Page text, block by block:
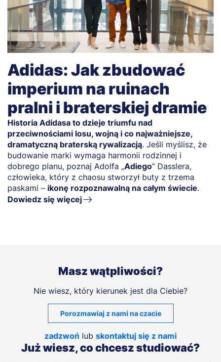
Adidas: Jak zbudować
imperium na ruinach
pralni i braterskiej dramie
Historia Adidasa to dzieje triumfu nad
przeciwnościami losu, wojną i co najważniejsze,
dramatyczną braterską rywalizacją. Jeśli myślisz, że
budowanie marki wymaga harmonii rodzinnej i
dobrego planu, poznaj Adolfa „Adiego” Dasslera,
człowieka, który z chaosu stworzył buty z trzema
paskami – ikonę rozpoznawalną na całym świecie.
Dowiedz się więcej
Masz wątpliwości?
Nie wiesz, który kierunek jest dla Ciebie?
Porozmawiaj z nami na czacie
zadzwoń lub skontaktuj się z nami
Już wiesz, co chcesz studiować?